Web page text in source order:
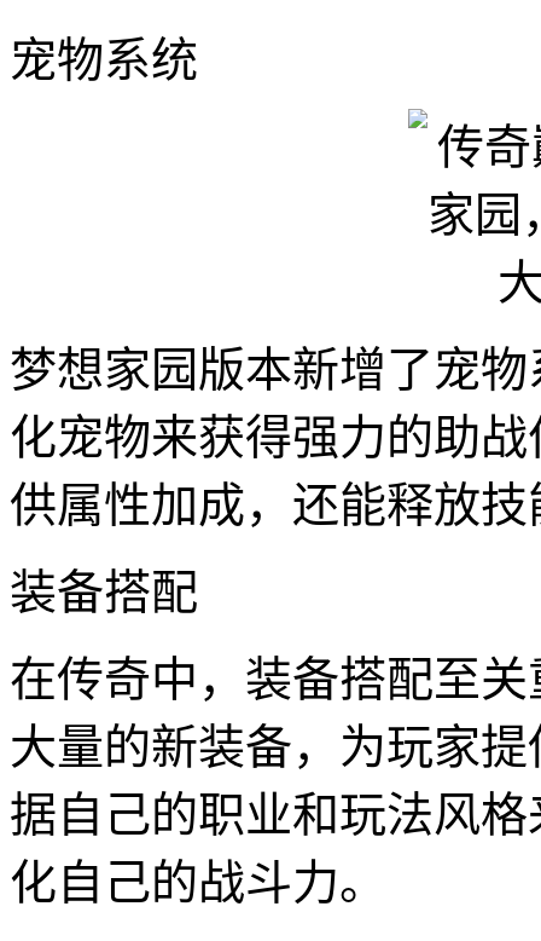
宠物系统
梦想家园版本新增了宠
化宠物来获得强力的助
供属性加成，还能释放
装备搭配
在传奇中，装备搭配至
大量的新装备，为玩家
据自己的职业和玩法风
化自己的战斗力。